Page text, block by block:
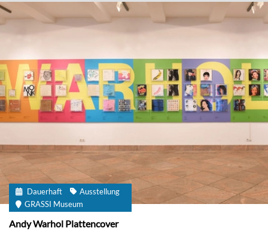
Dauerhaft
Ausstellung
GRASSI Museum
Andy Warhol Plattencover